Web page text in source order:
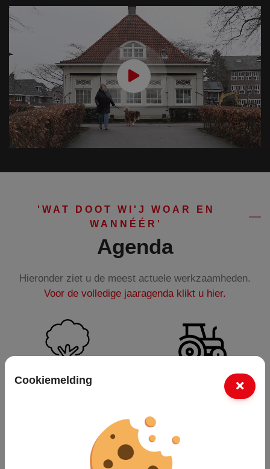
Cookiemelding
'WAT DOOT WI'J WOAR EN
WANNÉÉR'
Agenda
Hieronder ziet u de meest actuele werkzaamheden.
Voor de volledige jaaragenda klikt u hier.
Van 1 mrt t/m